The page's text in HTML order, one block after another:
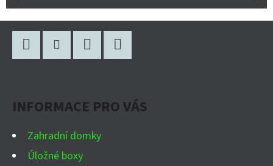
INFORMACE PRO VÁS
Zahradní domky
Úložné boxy